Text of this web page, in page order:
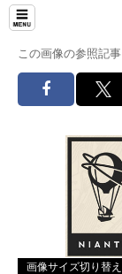
この画像の参照記事
画像サイズ切り替え